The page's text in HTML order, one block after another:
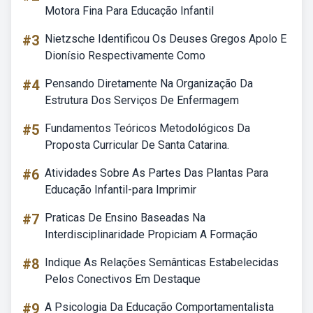
Motora Fina Para Educação Infantil
#3 Nietzsche Identificou Os Deuses Gregos Apolo E
Dionísio Respectivamente Como
#4 Pensando Diretamente Na Organização Da
Estrutura Dos Serviços De Enfermagem
#5 Fundamentos Teóricos Metodológicos Da
Proposta Curricular De Santa Catarina.
#6 Atividades Sobre As Partes Das Plantas Para
Educação Infantil-para Imprimir
#7 Praticas De Ensino Baseadas Na
Interdisciplinaridade Propiciam A Formação
#8 Indique As Relações Semânticas Estabelecidas
Pelos Conectivos Em Destaque
#9 A Psicologia Da Educação Comportamentalista